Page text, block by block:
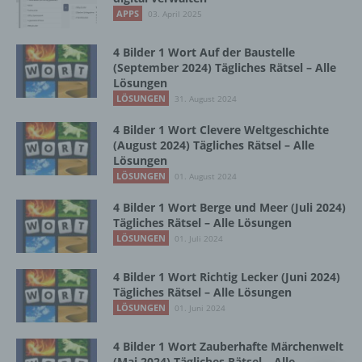
APPS 03. April 2025
4 Bilder 1 Wort Auf der Baustelle
(September 2024) Tägliches Rätsel – Alle
Lösungen
LÖSUNGEN 31. August 2024
4 Bilder 1 Wort Clevere Weltgeschichte
(August 2024) Tägliches Rätsel – Alle
Lösungen
LÖSUNGEN 01. August 2024
4 Bilder 1 Wort Berge und Meer (Juli 2024)
Tägliches Rätsel – Alle Lösungen
LÖSUNGEN 01. Juli 2024
4 Bilder 1 Wort Richtig Lecker (Juni 2024)
Tägliches Rätsel – Alle Lösungen
LÖSUNGEN 01. Juni 2024
4 Bilder 1 Wort Zauberhafte Märchenwelt
Zusammenhang mit personenbezogenen
Organisation, das Ordnen, die Speicherung,
die Anpassung oder Veränderung, das
Auslesen, das Abfragen, die Verwendung,
die Offenlegung durch Übermittlung,
Bereitstellung, den Abgleich oder die
Verknüpfung, die Einschränkung, das
Löschen oder die Vernichtung.
d) Einschränkung der Verarbeitung
Einschränkung der Verarbeitung ist die
Markierung gespeicherter
personenbezogener Daten mit dem Ziel, ihre
künftige Verarbeitung einzuschränken.
e) Profiling